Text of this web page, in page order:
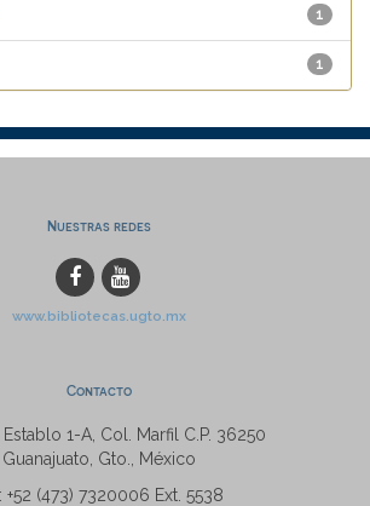
1
1
Nuestras redes
www.bibliotecas.ugto.mx
Contacto
Establo 1-A, Col. Marfil C.P. 36250
Guanajuato, Gto., México
+52 (473) 7320006 Ext. 5538